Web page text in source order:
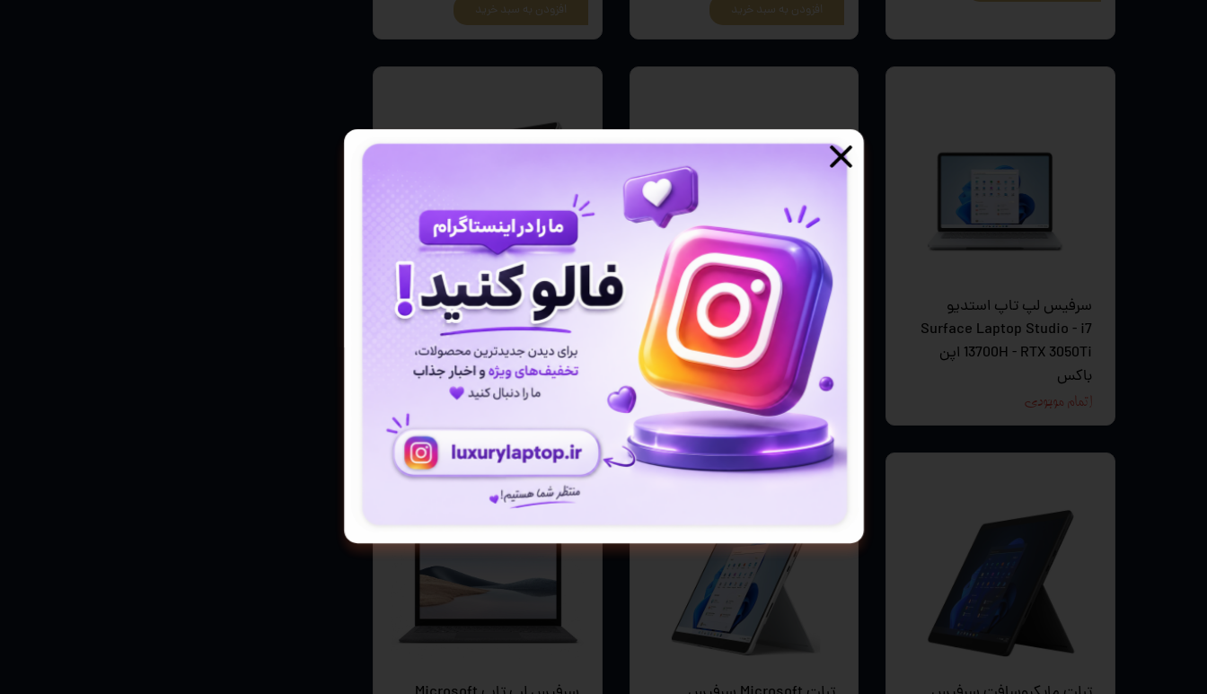
افزودن به سبد خرید افزودن به سبد خرید
سرفیس لپ تاپ استدیو
Surface Laptop Studio - i7
13700H - RTX 3050Ti اپن
باکس
اتمام موجودی
سرفیس لپ تاپ Microsoft
Surface Laptop 6 - Ultra 7
اتمام موجودی
تبلت مایکروسافت سرفیس
پرو Surface Pro 9 - i5 - 16GB
با کیبورد
اتمام موجودی